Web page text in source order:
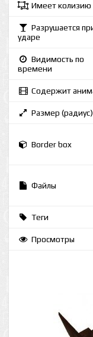
Имеет колизию
Разрушается
ударе
Видимость по
времени
Содержит
Размер (радиус)
Border box
Файлы
Теги
Просмотры